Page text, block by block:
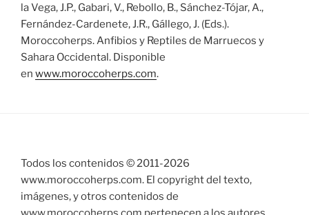
la Vega, J.P., Gabari, V., Rebollo, B., Sánchez-Tójar, A.,
Fernández-Cardenete, J.R., Gállego, J. (Eds.).
Moroccoherps. Anfibios y Reptiles de Marruecos y
Sahara Occidental. Disponible
en www.moroccoherps.com.
Todos los contenidos © 2011-2026
www.moroccoherps.com. El copyright del texto,
imágenes, y otros contenidos de